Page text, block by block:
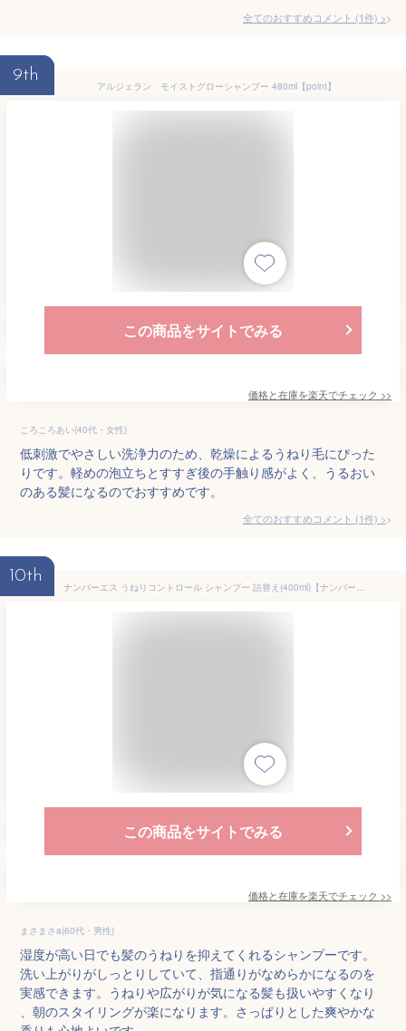
全てのおすすめコメント (1件) >
9th
アルジェラン モイストグローシャンプー 480ml【point】
この商品をサイトでみる
価格と在庫を楽天でチェック >>
ころころあい(40代・女性)
低刺激でやさしい洗浄力のため、乾燥によるうねり毛にぴった
りです。軽めの泡立ちとすすぎ後の手触り感がよく、うるおい
のある髪になるのでおすすめです。
全てのおすすめコメント (1件) >
10th
ナンバーエス うねりコントロール シャンプー 詰替え(400ml)【ナンバーエス】[うねり くせ毛 ファイバーハンス]
この商品をサイトでみる
価格と在庫を楽天でチェック >>
まさまさa(60代・男性)
湿度が高い日でも髪のうねりを抑えてくれるシャンプーです。
洗い上がりがしっとりしていて、指通りがなめらかになるのを
実感できます。うねりや広がりが気になる髪も扱いやすくなり
、朝のスタイリングが楽になります。さっぱりとした爽やかな